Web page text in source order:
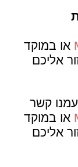
או במוקד
073-3808880 ונחזור אליכם
קשר
או במוקד
073-3808880 ונחזור אליכם